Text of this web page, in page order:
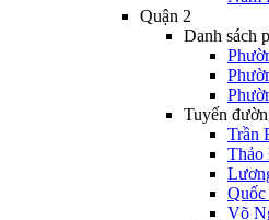
Quận 2
Danh sách
Tuyến
Trần
Thảo
Võ